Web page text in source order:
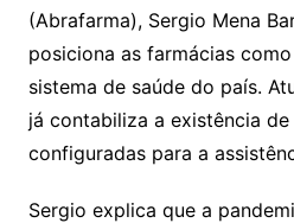
(Abrafarma), Sergio Mena
posiciona as farmácias
sistema de saúde do país.
já contabiliza a existência
configuradas para a
Sergio explica que a